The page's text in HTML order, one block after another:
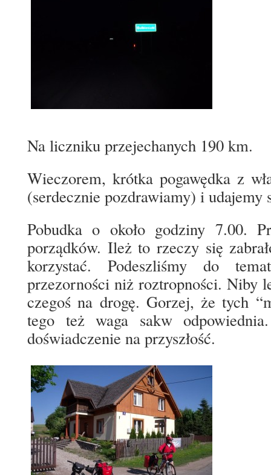
Na liczniku przejechanych 190 km.
Wieczorem, krótka pogawędka z
(serdecznie pozdrawiamy) i udajemy
Pobudka o około godziny 7.00.
porządków. Ileż to rzeczy się
korzystać. Podeszliśmy do
przezorności niż roztropności. Niby
czegoś na drogę. Gorzej, że tych
tego też waga sakw
doświadczenie na przyszłość.